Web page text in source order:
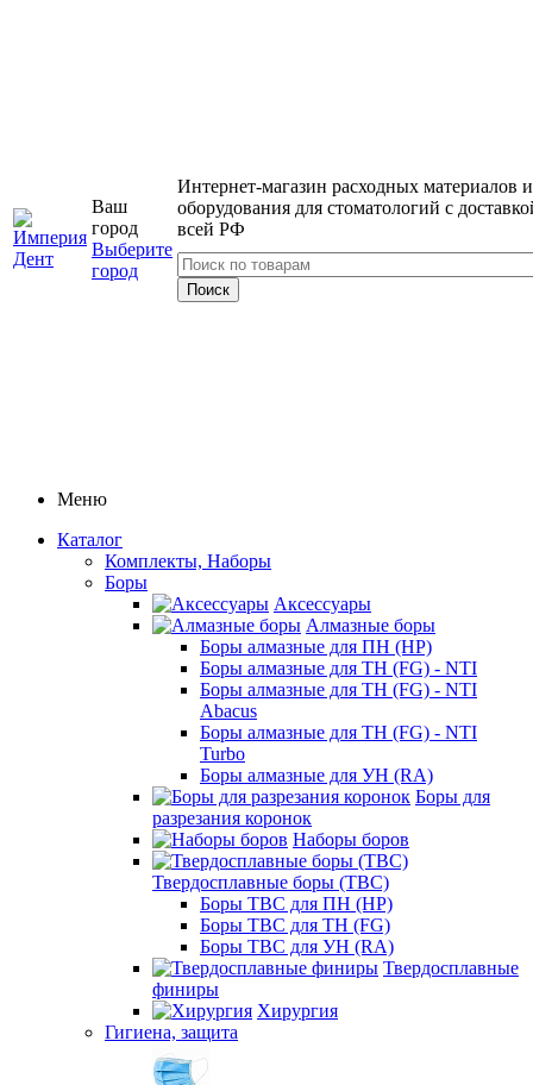
Ваш
город
Выберите
город
Интернет-магазин расходных материалов и
оборудования для стоматологий с
всей РФ
Меню
Каталог
Комплекты, Наборы
Боры
Аксессуары
Алмазные боры
Боры алмазные для ПН (HP)
Боры алмазные для ТН (FG) - NTI
Боры алмазные для ТН (FG) - NTI
Abacus
Боры алмазные для ТН (FG) - NTI
Turbo
Боры алмазные для УН (RA)
Боры для
разрезания коронок
Наборы боров
Твердосплавные боры (ТВС)
Боры ТВС для ПН (HP)
Боры ТВС для ТН (FG)
Боры ТВС для УН (RA)
Твердосплавные
финиры
Хирургия
Гигиена, защита